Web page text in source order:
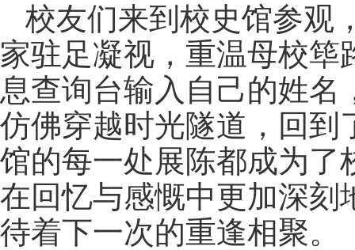
校友们来到校史馆参观
家驻足凝视，重温母校
息查询台输入自己的姓
仿佛穿越时光隧道，回到
馆的每一处展陈都成为了
在回忆与感慨中更加深刻
待着下一次的重逢相聚。